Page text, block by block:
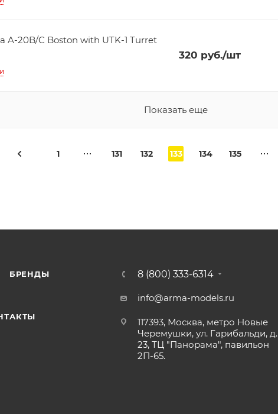
320 руб./шт
Показать еще
1 131 132 133 134 135
БРЕНДЫ 8 (800) 333-6314
info@arma-models.ru
117393, Москва, метро Новые
Черемушки, ул. Гарибальди, д.
23, ТЦ "Панорама", павильон
2П-65.